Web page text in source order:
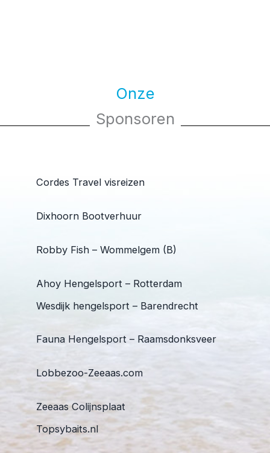
Onze
Sponsoren
Cordes Travel visreizen
Dixhoorn Bootverhuur
Robby Fish – Wommelgem (B)
Ahoy Hengelsport – Rotterdam
Wesdijk hengelsport – Barendrecht
Fauna Hengelsport – Raamsdonksveer
Lobbezoo-Zeeaas.com
Zeeaas Colijnsplaat
Topsybaits.nl